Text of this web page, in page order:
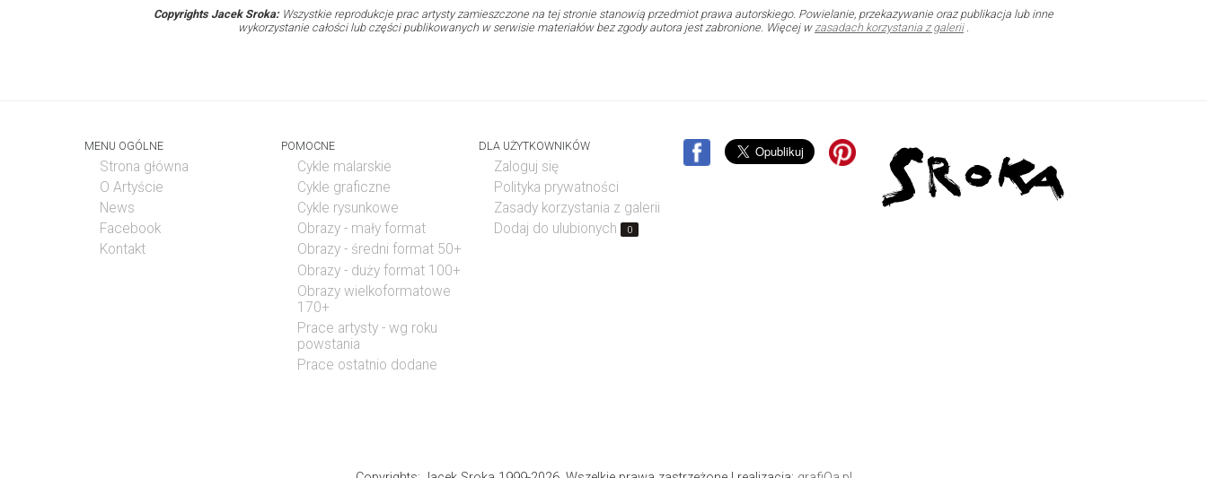
Copyrights Jacek Sroka:Wszystkie reprodukcje prac artysty zamieszczone na tej stronie stanowią przedmiot prawa autorskiego. Powielanie, przekazywanie oraz publikacja lub inne
wykorzystanie całości lub części publikowanych w serwisie materiałów bez zgody autora jest zabronione. Więcej wzasadach korzystania z galerii.
MENU OGÓLNE
Strona główna
O Artyście
News
Facebook
Kontakt
POMOCNE
Cykle malarskie
Cykle graficzne
Cykle rysunkowe
Obrazy - mały format
Obrazy - średni format 50+
Obrazy - duży format 100+
Obrazy wielkoformatowe
170+
Prace artysty - wg roku
powstania
Prace ostatnio dodane
DLA UŻYTKOWNIKÓW
Zaloguj się
Polityka prywatności
Zasady korzystania z galerii
Dodaj do ulubionych
0